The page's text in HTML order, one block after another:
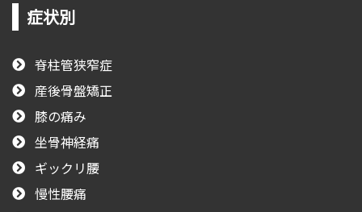
症状別
脊柱管狭窄症
産後骨盤矯正
膝の痛み
坐骨神経痛
ギックリ腰
慢性腰痛